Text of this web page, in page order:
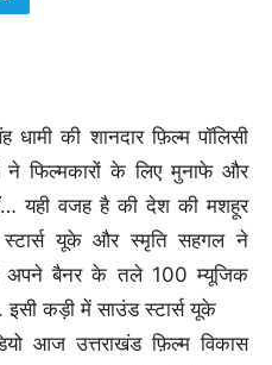
की शानदार फ़िल्म पॉलिसी
ने फिल्मकारों के लिए मुनाफे और
यही वजह है की देश की मशहूर
स्टार्स यूके और स्मृति सहगल ने
अपने बैनर के तले 100 म्यूजिक
इसी कड़ी में साउंड स्टार्स यूके
आज उत्तराखंड फ़िल्म विकास